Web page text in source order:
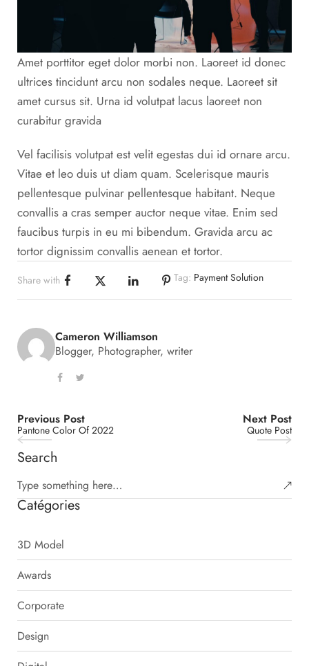
Search
Catégories
3D Model
Awards
Corporate
Design
Amet porttitor eget dolor morbi non. Laoreet id donec
ultrices tincidunt arcu non sodales neque. Laoreet sit
amet cursus sit. Urna id volutpat lacus laoreet non
curabitur gravida
Vel facilisis volutpat est velit egestas dui id ornare arcu.
Vitae et leo duis ut diam quam. Scelerisque mauris
pellentesque pulvinar pellentesque habitant. Neque
convallis a cras semper auctor neque vitae. Enim sed
faucibus turpis in eu mi bibendum. Gravida arcu ac
tortor dignissim convallis aenean et tortor.
Share with Tag: Payment Solution
Cameron Williamson
Blogger, Photographer, writer
Previous Post
Pantone Color Of 2022
Next Post
Quote Post